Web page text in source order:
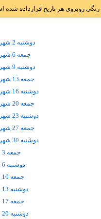
رنگی روبروی هر تاریخ قرارداده
دوشنبه 2 شهریور
جمعه 6 شهریور
دوشنبه 9 شهریور
جمعه 13 شهریور
دوشنبه 16 شهریور
جمعه 20 شهریور
دوشنبه 23 شهریور
جمعه 27 شهریور
دوشنبه 30 شهریور
جمعه 3 مهر
دوشنبه 6 مهر
جمعه 10 مهر
دوشنبه 13 مهر
جمعه 17 مهر
دوشنبه 20 مهر